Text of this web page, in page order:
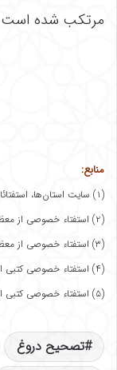
مرتکب شده است
منابع:
(۱) سایت استان‌ها، استفتائات جدید ـ استفتاء کتبی از معظم‌له
(۲) استفتاء خصوصی از معظم‌له
(۳) استفتاء خصوصی از معظم‌له ـ سایت رسمی معظم‌له
(۴) استفتاء خصوصی کتبی از معظم‌له ـ شماره استفتاء: ۲۶۲۶۱
(۵) استفتاء خصوصی کتبی از معظم‌له ـ شماره استفتاء: ۹۴۱۱۰۱۰۰۹۲
تصحیح دروغ